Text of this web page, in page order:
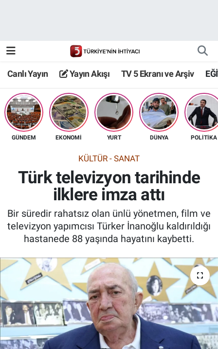
Canlı Yayın Yayın Akışı TV 5 Ekranı ve Arşiv
GÜNDEM EKONOMİ YURT DÜNYA POLİTİKA
KÜLTÜR - SANAT
Türk televizyon tarihinde
ilklere imza attı
Bir süredir rahatsız olan ünlü yönetmen, film ve
televizyon yapımcısı Türker İnanoğlu kaldırıldığı
hastanede 88 yaşında hayatını kaybetti.
TV 5 Ekranı ve Arşiv